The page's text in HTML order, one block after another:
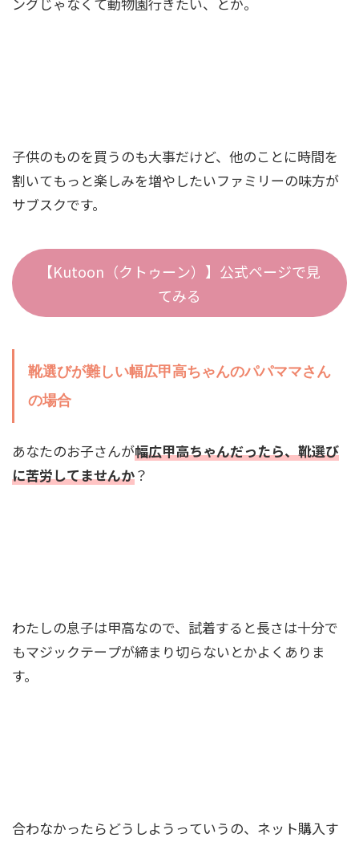
子供のものを買うのも大事だけど、他のことに時間を
割いてもっと楽しみを増やしたいファミリーの味方が
サブスクです。
【Kutoon（クトゥーン）】公式ページで見
てみる
靴選びが難しい幅広甲高ちゃんのパパママさん
の場合
あなたのお子さんが幅広甲高ちゃんだったら、靴選び
に苦労してませんか？
わたしの息子は甲高なので、試着すると長さは十分で
もマジックテープが締まり切らないとかよくありま
す。
合わなかったらどうしようっていうの、ネット購入す